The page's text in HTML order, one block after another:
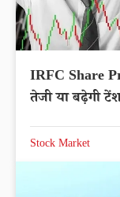
IRFC Share
तेजी या बढ़ेगी
Stock Market